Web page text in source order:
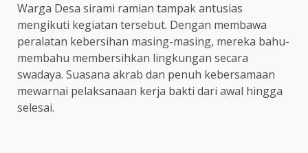
Warga Desa sirami ramian tampak antusias
mengikuti kegiatan tersebut. Dengan membawa
peralatan kebersihan masing-masing, mereka bahu-
membahu membersihkan lingkungan secara
swadaya. Suasana akrab dan penuh kebersamaan
mewarnai pelaksanaan kerja bakti dari awal hingga
selesai.